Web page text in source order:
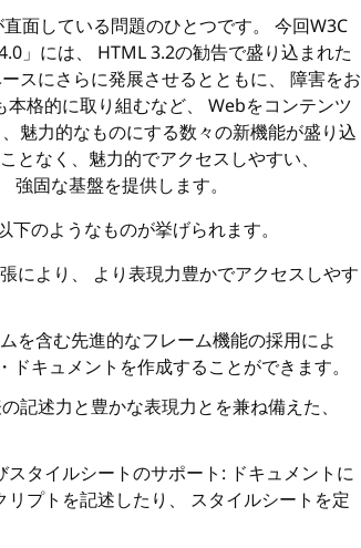
面している問題のひとつです。 今回W3C
」には、 HTML3.2の勧告で盛り込まれた
スにさらに発展させるとともに、 障害をお
格的に取り組むなど、 Webをコンテンツ
魅力的なものにする数々の新機能が盛り込
となく、魅力的でアクセスしやすい、
固な基盤を提供します。
のようなものが挙げられます。
により、 より表現力豊かでアクセスしやす
を含む先進的なフレーム機能の採用によ
キュメントを作成することができます。
記述力と豊かな表現力とを兼ね備えた、
タイルシートのサポート: ドキュメントに
プトを記述したり、 スタイルシートを定